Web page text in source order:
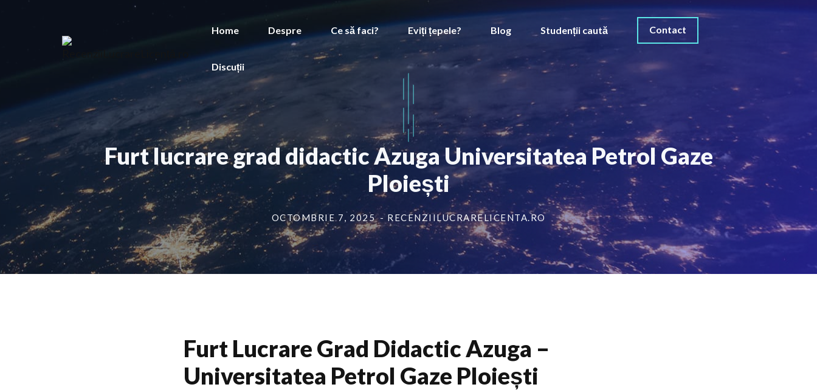
Home Despre Ce să faci? Eviți țepele? Blog Studenții caută Contact
Discuții
Furt lucrare grad didactic Azuga Universitatea Petrol Gaze
Ploiești
OCTOMBRIE 7, 2025 - RECENZIILUCRARELICENTA.RO
Furt Lucrare Grad Didactic Azuga –
Universitatea Petrol Gaze Ploiești